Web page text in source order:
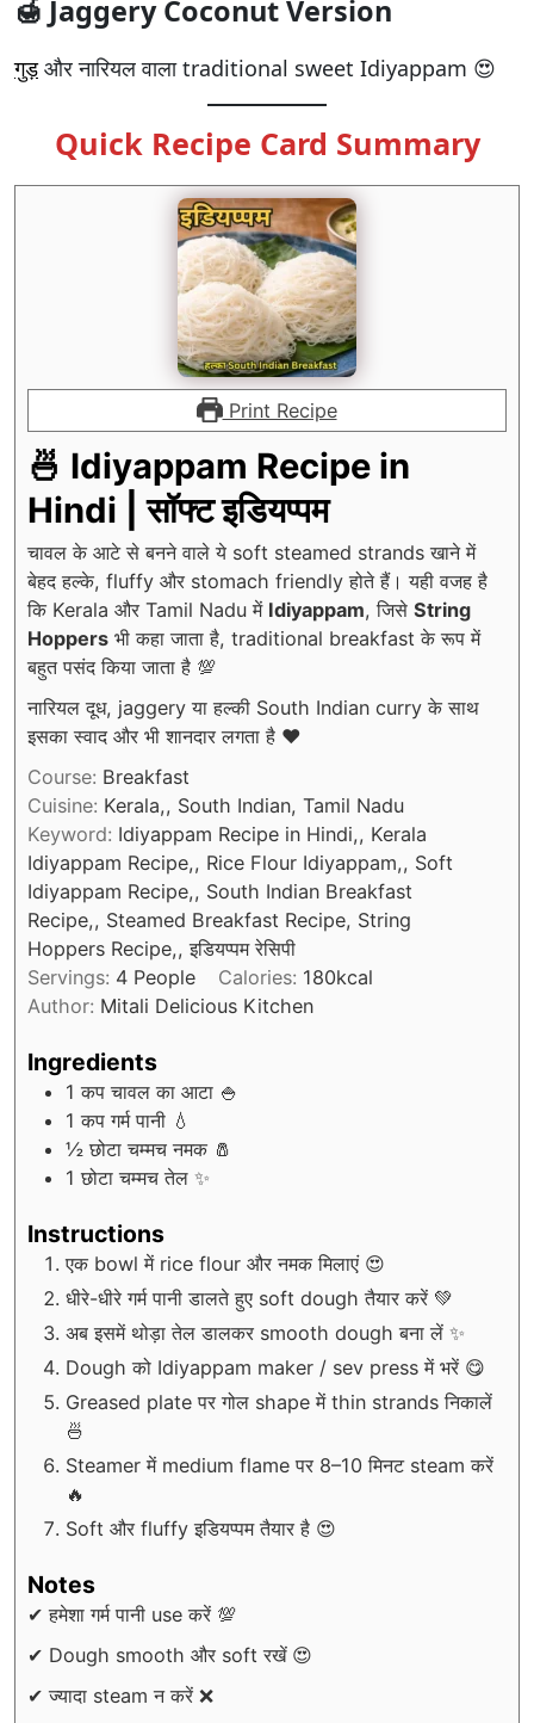
🍯 Jaggery Coconut Version
गुड़और नारियल वाला traditional sweet Idiyappam 😍
Quick Recipe Card Summary
Print Recipe
🍜 Idiyappam Recipe in
Hindi | सॉफ्ट इडियप्पम
चावल के आटे से बनने वाले ये soft steamed strands खाने में
बेहद हल्के, fluffy और stomach friendly होते हैं। यही वजह है
कि Kerala और Tamil Nadu में Idiyappam, जिसे String
Hoppers भी कहा जाता है, traditional breakfast के रूप में
बहुत पसंद किया जाता है 💯
नारियल दूध, jaggery या हल्की South Indian curry के साथ
इसका स्वाद और भी शानदार लगता है ❤️
Course: Breakfast
Cuisine: Kerala,, South Indian, Tamil Nadu
Keyword: Idiyappam Recipe in Hindi,, Kerala
Idiyappam Recipe,, Rice Flour Idiyappam,, Soft
Idiyappam Recipe,, South Indian Breakfast
Recipe,, Steamed Breakfast Recipe, String
Hoppers Recipe,, इडियप्पम रेसिपी
Servings: 4 People Calories: 180kcal
Author: Mitali Delicious Kitchen
Ingredients
1 कप चावल का आटा 🍚
1 कप गर्म पानी 💧
½ छोटा चम्मच नमक 🧂
1 छोटा चम्मच तेल ✨
Instructions
एक bowl में rice flour और नमक मिलाएं 😍
धीरे-धीरे गर्म पानी डालते हुए soft dough तैयार करें 💚
अब इसमें थोड़ा तेल डालकर smooth dough बना लें ✨
Dough को Idiyappam maker / sev press में भरें 😋
Greased plate पर गोल shape में thin strands निकालें
🍜
Steamer में medium flame पर 8–10 मिनट steam करें
🔥
Soft और fluffy इडियप्पम तैयार है 😍
Notes
✔ हमेशा गर्म पानी use करें 💯
✔ Dough smooth और soft रखें 😍
✔ ज्यादा steam न करें ❌